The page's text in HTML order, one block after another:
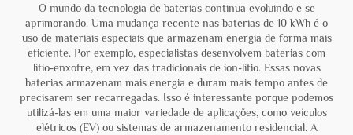
O mundo da tecnologia de baterias continua evoluindo e se
aprimorando. Uma mudança recente nas baterias de 10 kWh é o
uso de materiais especiais que armazenam energia de forma mais
eficiente. Por exemplo, especialistas desenvolvem baterias com
lítio-enxofre, em vez das tradicionais de íon-lítio. Essas novas
baterias armazenam mais energia e duram mais tempo antes de
precisarem ser recarregadas. Isso é interessante porque podemos
utilizá-las em uma maior variedade de aplicações, como veículos
elétricos (EV) ou sistemas de armazenamento residencial. A